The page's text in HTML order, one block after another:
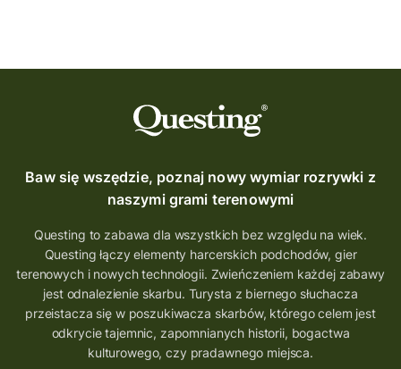
Baw się wszędzie, poznaj nowy wymiar rozrywki z
naszymi grami terenowymi
Questing to zabawa dla wszystkich bez względu na wiek.
Questing łączy elementy harcerskich podchodów, gier
terenowych i nowych technologii. Zwieńczeniem każdej zabawy
jest odnalezienie skarbu. Turysta z biernego słuchacza
przeistacza się w poszukiwacza skarbów, którego celem jest
odkrycie tajemnic, zapomnianych historii, bogactwa
kulturowego, czy pradawnego miejsca.